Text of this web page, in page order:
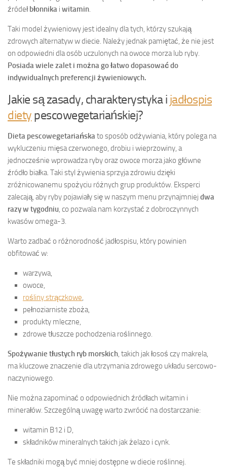
źródeł błonnika i witamin.
Taki model żywieniowy jest idealny dla tych, którzy szukają
zdrowych alternatyw w diecie. Należy jednak pamiętać, że nie jest
on odpowiedni dla osób uczulonych na owoce morza lub ryby.
Posiada wiele zalet i można go łatwo dopasować do
indywidualnych preferencji żywieniowych.
Jakie są zasady, charakterystyka i jadłospis
diety pescowegetariańskiej?
Dieta pescowegetariańskato sposób odżywiania, który polega na
wykluczeniu mięsa czerwonego, drobiu i wieprzowiny, a
jednocześnie wprowadza ryby oraz owoce morza jako główne
źródło białka. Taki styl żywienia sprzyja zdrowiu dzięki
zróżnicowanemu spożyciu różnych grup produktów. Eksperci
zalecają, aby ryby pojawiały się w naszym menu przynajmniej dwa
razy w tygodniu, co pozwala nam korzystać z dobroczynnych
kwasów omega-3.
Warto zadbać o różnorodność jadłospisu, który powinien
obfitować w:
warzywa,
owoce,
rośliny strączkowe,
pełnoziarniste zboża,
produkty mleczne,
zdrowe tłuszcze pochodzenia roślinnego.
Spożywanie tłustych ryb morskich, takich jak łosoś czy makrela,
ma kluczowe znaczenie dla utrzymania zdrowego układu sercowo-
naczyniowego.
Nie można zapominać o odpowiednich źródłach witamin i
minerałów. Szczególną uwagę warto zwrócić na dostarczanie:
witamin B12 i D,
składników mineralnych takich jak żelazo i cynk.
Te składniki mogą być mniej dostępne w diecie roślinnej.